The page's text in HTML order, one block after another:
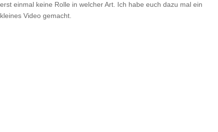
erst einmal keine Rolle in welcher Art. Ich habe euch dazu mal ein
kleines Video gemacht.